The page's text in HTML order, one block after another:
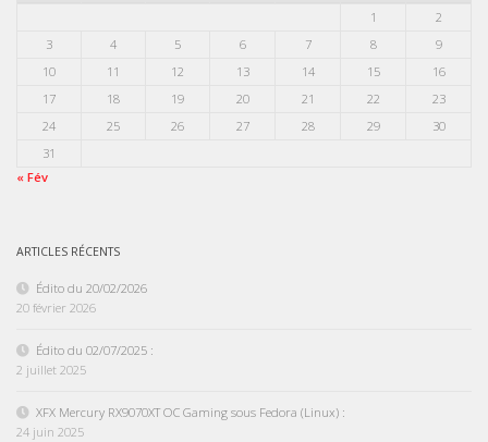
1
2
3
4 5 6 7 8
9
10
11 12 13 14 15
16
17
18 19 20 21 22
23
24
25 26 27 28 29
30
31
« Fév
ARTICLES RÉCENTS
Édito du 20/02/2026
20 février 2026
Édito du 02/07/2025 :
2 juillet 2025
XFX Mercury RX9070XT OC Gaming sous Fedora (Linux) :
24 juin 2025